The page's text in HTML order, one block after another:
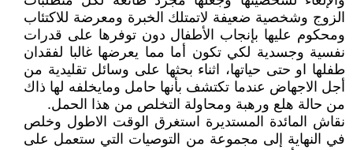
الزوج وشخصية ضعيفة لاتمتلك الخبرة ومعرضة للاكتئاب
ومحكوم عليها بإنجاب الأطفال دون توفرها على قدرات
نفسية وجسدية لكي تكون أما مما يعرضها غالبا لفقدان
طفلها او حتى حياتها، اثناء بحثها على وسائل تقليدية من
أجل الاجهاض عندما تكتشف بأنها حامل ومايخلفه لها ذاك
من حالة هلع ورهبة ومحاولة التخلص من هذا الحمل.
نقاش المائدة المستديرة استغرق الوقت الاطول وخلص
في النهاية إلى مجموعة من التوصيات التي ستعمل على